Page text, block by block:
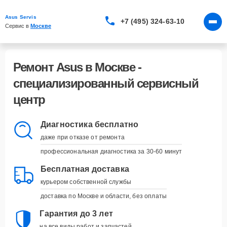
Asus Servis
Сервис в Москве
+7 (495) 324-63-10
Ремонт Asus в Москве -
специализированный сервисный
центр
Диагностика бесплатно
даже при отказе от ремонта
профессиональная диагностика за 30-60 минут
Бесплатная доставка
курьером собственной службы
доставка по Москве и области, без оплаты
Гарантия до 3 лет